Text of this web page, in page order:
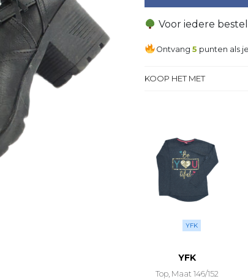
Voor iedere
Ontvang 5 punten als
KOOP HET MET
YFK
YFK
Top, Maat 146/152